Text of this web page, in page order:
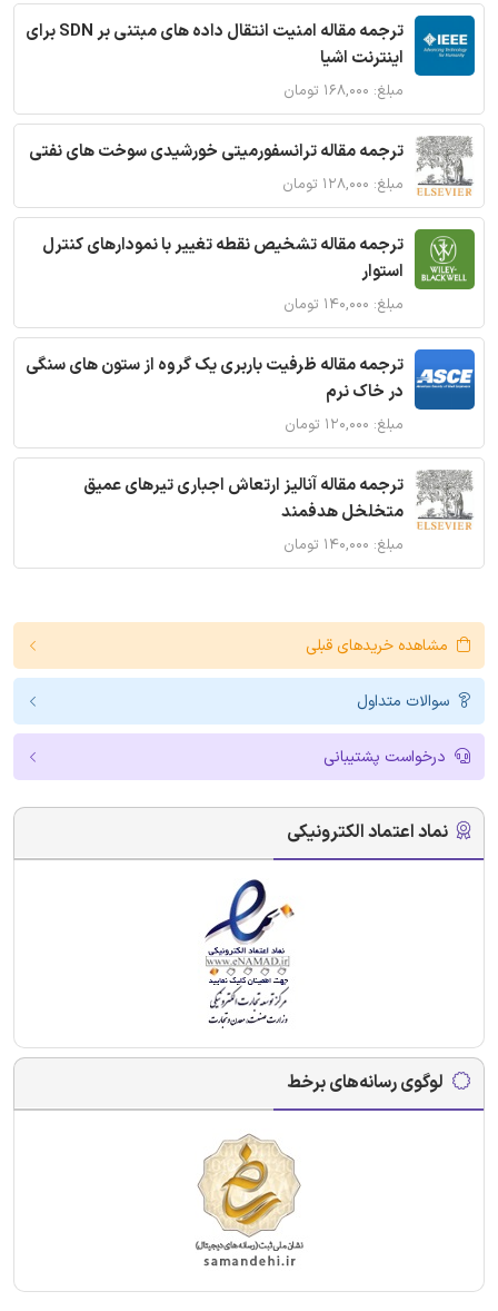
ترجمه مقاله امنیت انتقال داده های مبتنی بر SDN برای
اینترنت اشیا
مبلغ: ۱۶۸,۰۰۰ تومان
ترجمه مقاله ترانسفورمیتی خورشیدی سوخت های نفتی
مبلغ: ۱۲۸,۰۰۰ تومان
ترجمه مقاله تشخیص نقطه تغییر با نمودارهای کنترل
استوار
مبلغ: ۱۴۰,۰۰۰ تومان
ترجمه مقاله ظرفیت باربری یک گروه از ستون های سنگی
در خاک نرم
مبلغ: ۱۲۰,۰۰۰ تومان
ترجمه مقاله آنالیز ارتعاش اجباری تیرهای عمیق
متخلخل هدفمند
مبلغ: ۱۴۰,۰۰۰ تومان
مشاهده خریدهای قبلی
سوالات متداول
درخواست پشتیبانی
نماد اعتماد الکترونیکی
لوگوی رسانه‌های برخط